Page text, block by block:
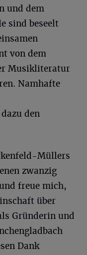
und dem
sind beseelt
von dem
Musikliteratur
Namhafte
den
Müllers
zwanzig
freue mich,
über
Gründerin und
Dank